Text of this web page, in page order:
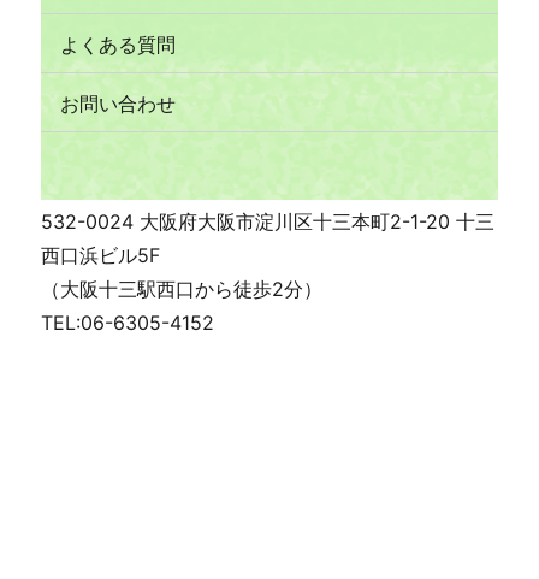
よくある質問
お問い合わせ
532-0024 大阪府大阪市淀川区十三本町2-1-20 十三
西口浜ビル5F
（大阪十三駅西口から徒歩2分）
TEL:06-6305-4152